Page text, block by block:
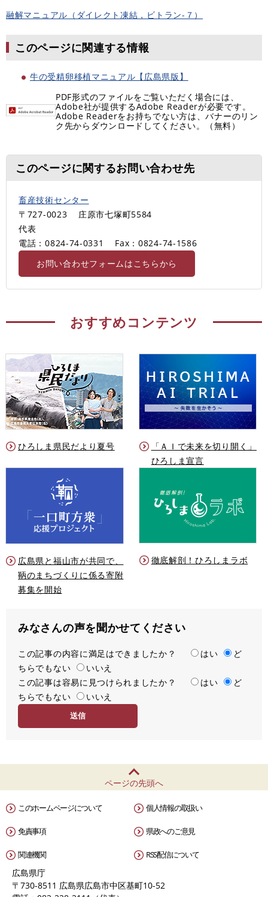
融解マニュアル（ダイレクト凍結，ビトラン-７）
このページに関連する情報
牛の受精卵移植マニュアル【広島県版】
PDF形式のファイルをご覧いただく場合には、
Adobe社が提供するAdobe Readerが必要です。
Adobe Readerをお持ちでない方は、バナーのリン
ク先からダウンロードしてください。（無料）
このページに関するお問い合わせ先
畜産技術センター
〒727-0023
庄原市七塚町5584
代表
電話：0824-74-0331
Fax：0824-74-1586
お問い合わせフォームはこちらから
おすすめコンテンツ
ひろしま県民だより夏号
「ＡＩで未来を切り開く」
ひろしま宣言
広島県と福山市が共同で、
鞆のまちづくりに係る寄附
募集を開始
徹底解剖！ひろしまラボ
みなさんの声を聞かせてください
満
足
度
この記事の内容に満足はできましたか？ はい
ど
ちらでもない
いいえ
容
易
この記事は容易に見つけられましたか？ はい
ど
ちらでもない
いいえ
ページの先頭へ
このホームページについて 個人情報の取扱い
免責事項 県政へのご意見
関連機関 RSS配信について
広島県庁
〒730-8511 広島県広島市中区基町10-52